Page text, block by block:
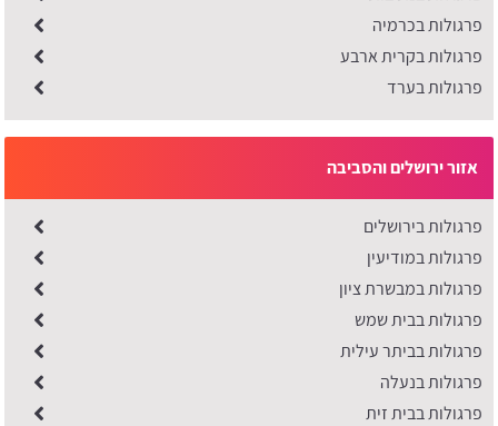
פרגולות בכרמיה
פרגולות בקרית ארבע
פרגולות בערד
אזור ירושלים והסביבה
פרגולות בירושלים
פרגולות במודיעין
פרגולות במבשרת ציון
פרגולות בבית שמש
פרגולות בביתר עילית
פרגולות בנעלה
פרגולות בבית זית